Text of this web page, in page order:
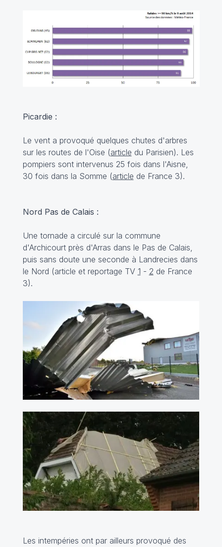
Picardie :
Le vent a provoqué quelques chutes d'arbres
sur les routes de l'Oise (article du Parisien). Les
pompiers sont intervenus 25 fois dans l'Aisne,
30 fois dans la Somme (article de France 3).
Nord Pas de Calais :
Une tornade a circulé sur la commune
d'Archicourt près d'Arras dans le Pas de Calais,
puis sans doute une seconde à Landrecies dans
le Nord (article et reportage TV 1 - 2 de France
3).
Les intempéries ont par ailleurs provoqué des